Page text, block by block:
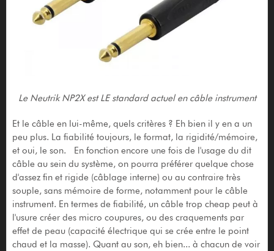
Le Neutrik NP2X est LE standard actuel en câble instrument
Et le câble en lui-même, quels critères ? Eh bien il y en a un
peu plus. La fiabilité toujours, le format, la rigidité/mémoire,
et oui, le son. En fonction encore une fois de l'usage du dit
câble au sein du système, on pourra préférer quelque chose
d'assez fin et rigide (câblage interne) ou au contraire très
souple, sans mémoire de forme, notamment pour le câble
instrument. En termes de fiabilité, un câble trop cheap peut à
l'usure créer des micro coupures, ou des craquements par
effet de peau (capacité électrique qui se crée entre le point
chaud et la masse). Quant au son, eh bien... à chacun de voir